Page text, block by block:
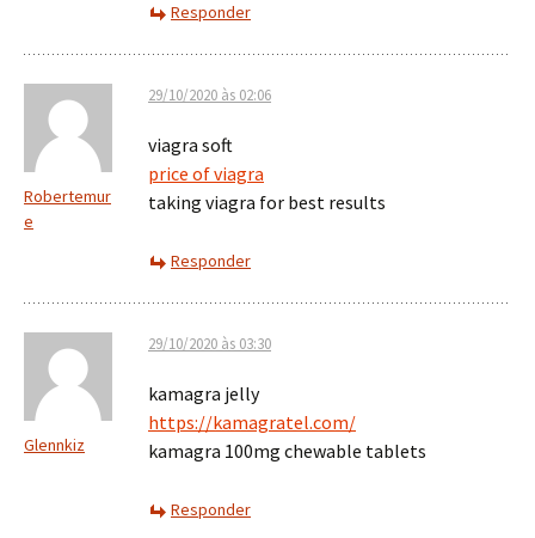
Responder
Robertemur
e
29/10/2020 às 02:06
viagra soft
price of viagra
taking viagra for best results
Responder
Glennkiz
29/10/2020 às 03:30
kamagra jelly
https://kamagratel.com/
kamagra 100mg chewable tablets
Responder